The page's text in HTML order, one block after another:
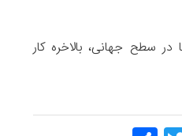
سطح جهانی، بالاخره کار